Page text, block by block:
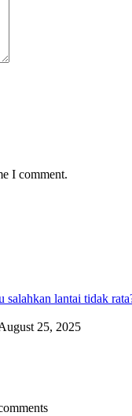
I comment.
salahkan lantai tidak
25, 2025